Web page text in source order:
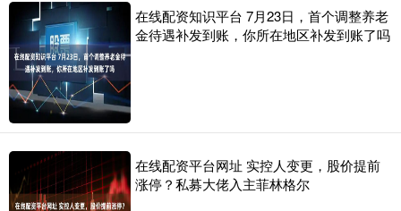
在线配资知识平台 7月23日，首个调整养老
金待遇补发到账，你所在地区补发到账了吗
在线配资平台网址 实控人变更，股价提前
涨停？私募大佬入主菲林格尔